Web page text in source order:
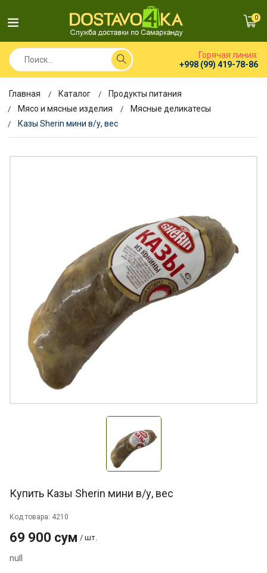
0
Горячая линия:
+998 (99) 419-78-86
Главная Каталог
Продукты питания
Мясо и мясные изделия
Мясные деликатесы
Казы Sherin мини в/у, вес
Купить Казы Sherin мини в/у, вес
Код товара: 4210
69 900 сум / шт.
null